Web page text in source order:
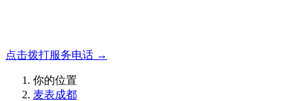
点击拨打服务电话 →
你的位置
麦表成都